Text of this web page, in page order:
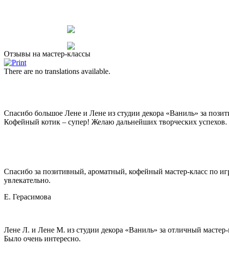
Отзывы на мастер-классы
There are no translations available.
Спасибо большое Лене и Лене из студии декора «Ваниль» за
Кофейный котик – супер! Желаю дальнейших творческих успехов.
Спасибо за позитивный, ароматный, кофейный мастер-класс по
увлекательно.
Е. Герасимова
Лене Л. и Лене М. из студии декора «Ваниль» за отличный
Было очень интересно.